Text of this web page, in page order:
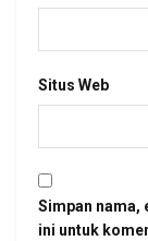
Situs Web
Simpan nama,
ini untuk